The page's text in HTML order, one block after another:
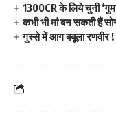
1300CR के लिये चुनी
कभी भी मां बन सकती हैं
गुस्से में आग बबूला रणवीर !